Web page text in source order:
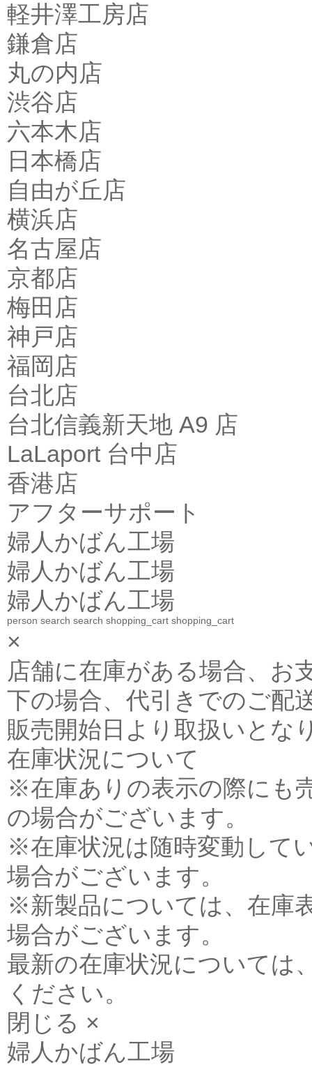
軽井澤工房店
鎌倉店
丸の内店
渋谷店
六本木店
日本橋店
自由が丘店
横浜店
名古屋店
京都店
梅田店
神戸店
福岡店
台北店
台北信義新天地 A9 店
LaLaport 台中店
香港店
アフターサポート
婦人かばん工場
婦人かばん工場
婦人かばん工場
person search search shopping_cart shopping_cart
×
店舗に在庫がある場合、お
下の場合、代引きでのご配
販売開始日より取扱いとな
在庫状況について
※在庫ありの表示の際にも
の場合がございます。
※在庫状況は随時変動して
場合がございます。
※新製品については、在庫
場合がございます。
最新の在庫状況については
ください。
閉じる ×
婦人かばん工場